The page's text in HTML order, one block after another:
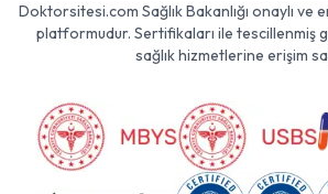
Doktorsitesi.com Sağlık Bakanlığı onaylı ve
platformudur. Sertifikaları ile tescillenmiş
sağlık hizmetlerine erişim